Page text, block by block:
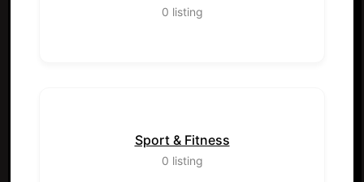
0 listing
Sport & Fitness
0 listing